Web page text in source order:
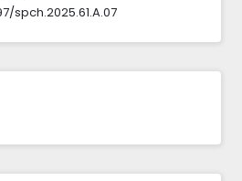
spch.2025.61.A.07